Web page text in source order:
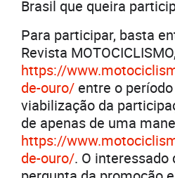
Brasil que queira
Para participar, basta
Revista MOTOCICLISMO,
https://
de-ouro/ entre o
viabilização da
de apenas de uma
https://
de-ouro/. O interessado